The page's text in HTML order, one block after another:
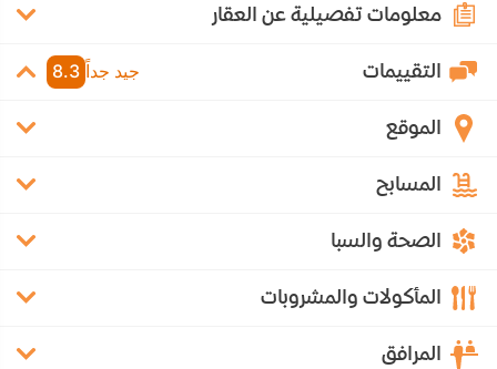
معلومات تفصيلية عن العقار
التقييمات جيد جداً 8.3
الموقع
المسابح
الصحة والسبا
المأكولات والمشروبات
المرافق